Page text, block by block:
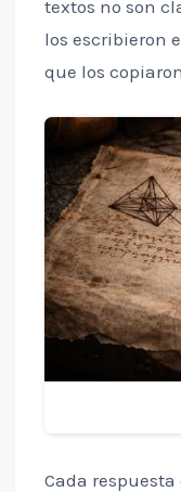
textos no son
los escribieron
que los
Cada